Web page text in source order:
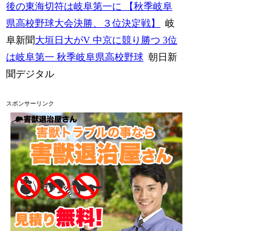
後の東海切符は岐阜第一に 【秋季岐阜
県高校野球大会決勝、３位決定戦】
岐
阜新聞大垣日大がV 中京に競り勝つ 3位
は岐阜第一 秋季岐阜県高校野球 朝日新
聞デジタル
スポンサーリンク